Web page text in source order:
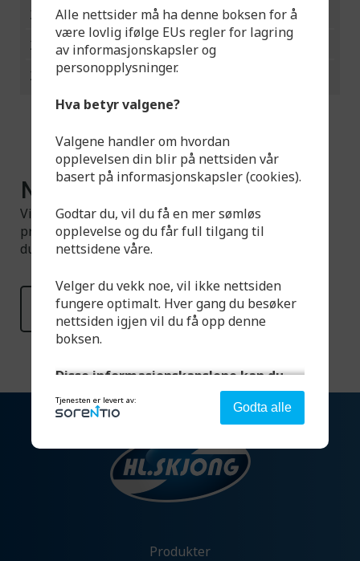
210307
2000
49,5
210308
2200
210309
2400
Noe du ikke finner?
Vi har et større utvalg tilgjengelig enn det som er
presentert på hjemmesiden. Ta gjerne kontakt om
du har spørsmål.
Les mer
Produkter
Alle nettsider må ha denne boksen for å
være lovlig ifølge EUs regler for lagring
av informasjonskapsler og
personopplysninger.
Hva betyr valgene?
Valgene handler om hvordan
opplevelsen din blir på nettsiden vår
basert på informasjonskapsler (cookies).
Godtar du, vil du få en mer sømløs
opplevelse og du får full tilgang til
nettsidene våre.
Velger du vekk noe, vil ikke nettsiden
fungere optimalt. Hver gang du besøker
nettsiden igjen vil du få opp denne
boksen.
Disse informasjonskapslene kan du
velge:
Strengt nødvendig - denne er alltid på
Denne aktiverer helt grunnleggende
funksjonalitet som språk, sted og handlekurv.
Tjenesten er levert av: Godta alle